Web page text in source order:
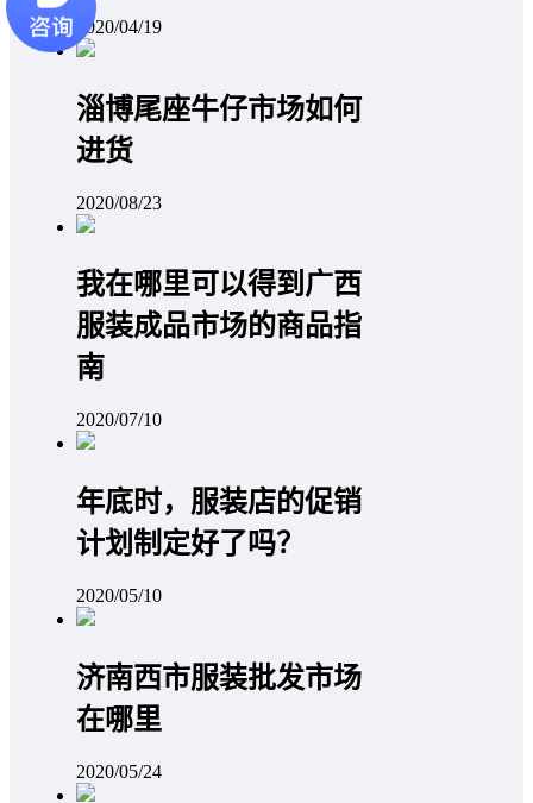
2020/04/19
淄博尾座牛仔市场如何
进货
2020/08/23
我在哪里可以得到广西
服装成品市场的商品指
南
2020/07/10
年底时，服装店的促销
计划制定好了吗？
2020/05/10
济南西市服装批发市场
在哪里
2020/05/24